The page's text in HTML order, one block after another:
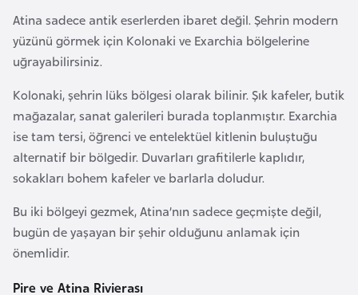
Atina sadece antik eserlerden ibaret değil. Şehrin modern
yüzünü görmek için Kolonaki ve Exarchia bölgelerine
uğrayabilirsiniz.
Kolonaki, şehrin lüks bölgesi olarak bilinir. Şık kafeler, butik
mağazalar, sanat galerileri burada toplanmıştır. Exarchia
ise tam tersi, öğrenci ve entelektüel kitlenin buluştuğu
alternatif bir bölgedir. Duvarları grafitilerle kaplıdır,
sokakları bohem kafeler ve barlarla doludur.
Bu iki bölgeyi gezmek, Atina’nın sadece geçmişte değil,
bugün de yaşayan bir şehir olduğunu anlamak için
önemlidir.
Pire ve Atina Rivierası
D
e
m
o
k
r
a
t
i
k
K
o